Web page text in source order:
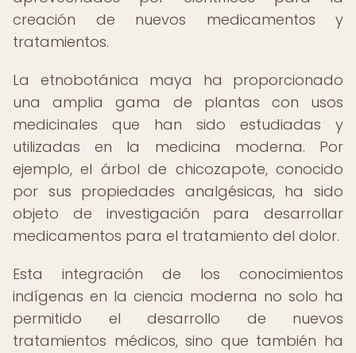
creación de nuevos medicamentos y
tratamientos.
La etnobotánica maya ha proporcionado
una amplia gama de plantas con usos
medicinales que han sido estudiadas y
utilizadas en la medicina moderna. Por
ejemplo, el árbol de chicozapote, conocido
por sus propiedades analgésicas, ha sido
objeto de investigación para desarrollar
medicamentos para el tratamiento del dolor.
Esta integración de los conocimientos
indígenas en la ciencia moderna no solo ha
permitido el desarrollo de nuevos
tratamientos médicos, sino que también ha